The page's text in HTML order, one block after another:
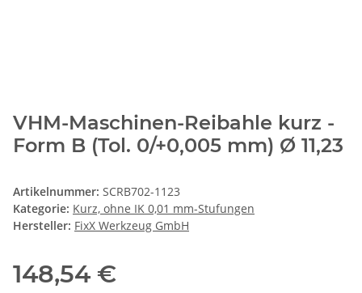
VHM-Maschinen-Reibahle kurz -
Form B (Tol. 0/+0,005 mm) Ø 11,23
Artikelnummer: SCRB702-1123
Kategorie: Kurz, ohne IK 0,01 mm-Stufungen
Hersteller: FixX Werkzeug GmbH
148,54 €